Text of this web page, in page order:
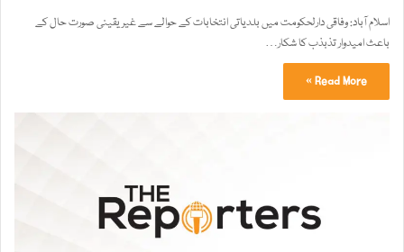
اسلام آباد: وفاقی دارلحکومت میں بلدیاتی انتخابات کے حوالے سے غیر یقینی صورت حال کے
باعث امیدوار تذبذب کا شکار…
Read More »